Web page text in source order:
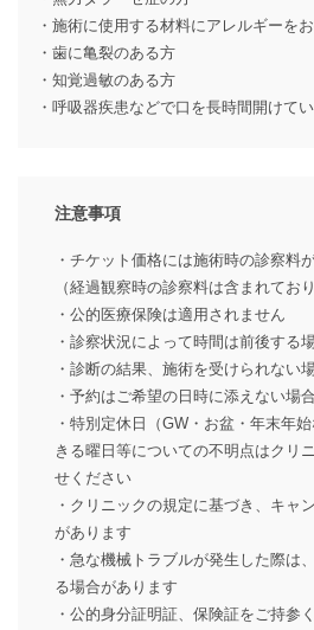
・施術に使用する材料にアレルギーを
・歯に亀裂のある方
・知覚過敏のある方
・呼吸器疾患などで口を長時間開けて
注意事項
・チケット価格には施術時の診察料
（経過観察時の診察料は含まれてお
・公的医療保険は適用されません
・診察状況によって時間は前後する
・診断の結果、施術を受けられない
・予約はご希望の日時に添えない場
・特別定休日（GW・お盆・年末年
きる曜日等についての不明点はクリ
せください
・クリニックの規定に基づき、キャ
があります
・急な機械トラブルが発生した際は
る場合があります
・公的身分証明証、保険証をご持参